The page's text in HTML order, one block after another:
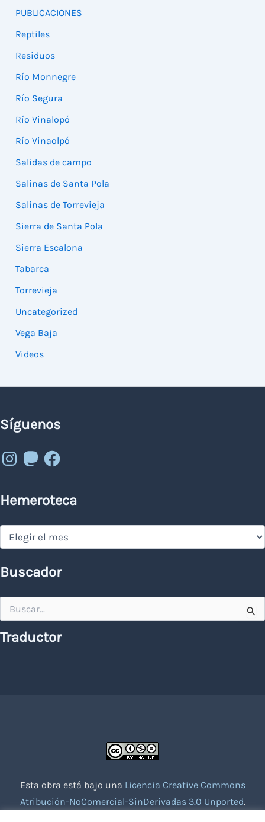
PUBLICACIONES
Reptiles
Residuos
Río Monnegre
Río Segura
Río Vinalopó
Río Vinaolpó
Salidas de campo
Salinas de Santa Pola
Salinas de Torrevieja
Sierra de Santa Pola
Sierra Escalona
Tabarca
Torrevieja
Uncategorized
Vega Baja
Videos
Síguenos
Instagram
MastodonFacebook
Hemeroteca
Hemeroteca
Buscador
por:
Traductor
Esta obra está bajo una Licencia Creative Commons
Atribución-NoComercial-SinDerivadas 3.0 Unported.